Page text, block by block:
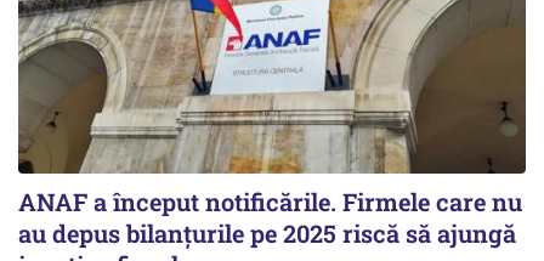
ANAF a început notificările. Firmele care nu
au depus bilanțurile pe 2025 riscă să ajungă